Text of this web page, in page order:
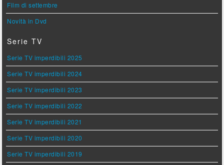
Film di settembre
Novità in Dvd
Serie TV
Serie TV imperdibili 2025
Serie TV imperdibili 2024
Serie TV imperdibili 2023
Serie TV imperdibili 2022
Serie TV imperdibili 2021
Serie TV imperdibili 2020
Serie TV imperdibili 2019